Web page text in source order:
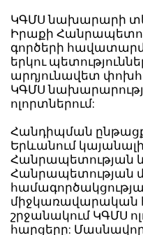
ԿԳՄՍ նախարարի
Իրաքի
գործերի
երկու
արդյունավետ
ԿԳՄՍ
ոլորտներում:
Հանդիպման
Երևանում
Հանրապետության
Հանրապետության
միջկառավարական
շրջանակում ԿԳՄՍ
հարցերը: